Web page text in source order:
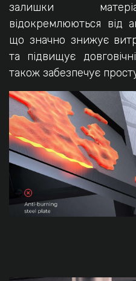
залишки
відокремлюються від
що значно знижує
та підвищує
також забезпечує